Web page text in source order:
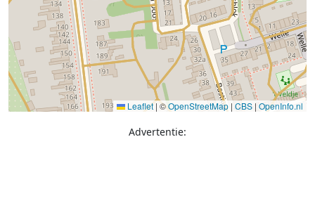
Leaflet | ©OpenStreetMap | CBS | OpenInfo.nl
Advertentie: